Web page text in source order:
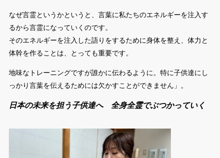
なぜ言霊というかというと、言葉に私たちのエネルギーを注入す
るから言霊になっていくのです。
そのエネルギーを注入した語りをするために身体を整え、体力と
体幹を作ることは、とっても重要です。
地味なトレーニングですが誰かに伝わるように。特に子供達にし
っかり言葉を伝えるためには欠かすことができません」。
日本の未来を担う子供達へ 全身全霊でぶつかっていく